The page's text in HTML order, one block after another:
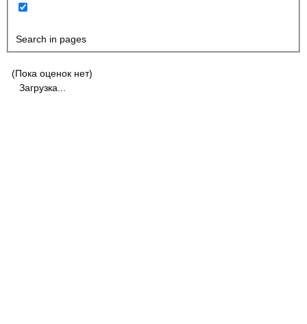
Search in pages
(Пока оценок нет)
Загрузка...